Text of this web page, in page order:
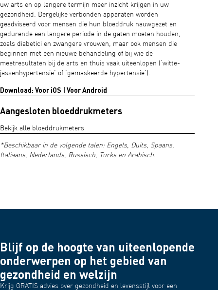
uw arts en op langere termijn meer inzicht krijgen in uw
gezondheid. Dergelijke verbonden apparaten worden
geadviseerd voor mensen die hun bloeddruk nauwgezet en
gedurende een langere periode in de gaten moeten houden,
zoals diabetici en zwangere vrouwen, maar ook mensen die
beginnen met een nieuwe behandeling of bij wie de
meetresultaten bij de arts en thuis vaak uiteenlopen (‘witte-
jassenhypertensie’ of ‘gemaskeerde hypertensie’).
Download: Voor iOS | Voor Android
Aangesloten bloeddrukmeters
Bekijk alle bloeddrukmeters
*Beschikbaar in de volgende talen: Engels, Duits, Spaans,
Italiaans, Nederlands, Russisch, Turks en Arabisch.
Blijf op de hoogte van uiteenlopende
onderwerpen op het gebied van
gezondheid en welzijn
Krijg GRATIS advies over gezondheid en levensstijl voor een